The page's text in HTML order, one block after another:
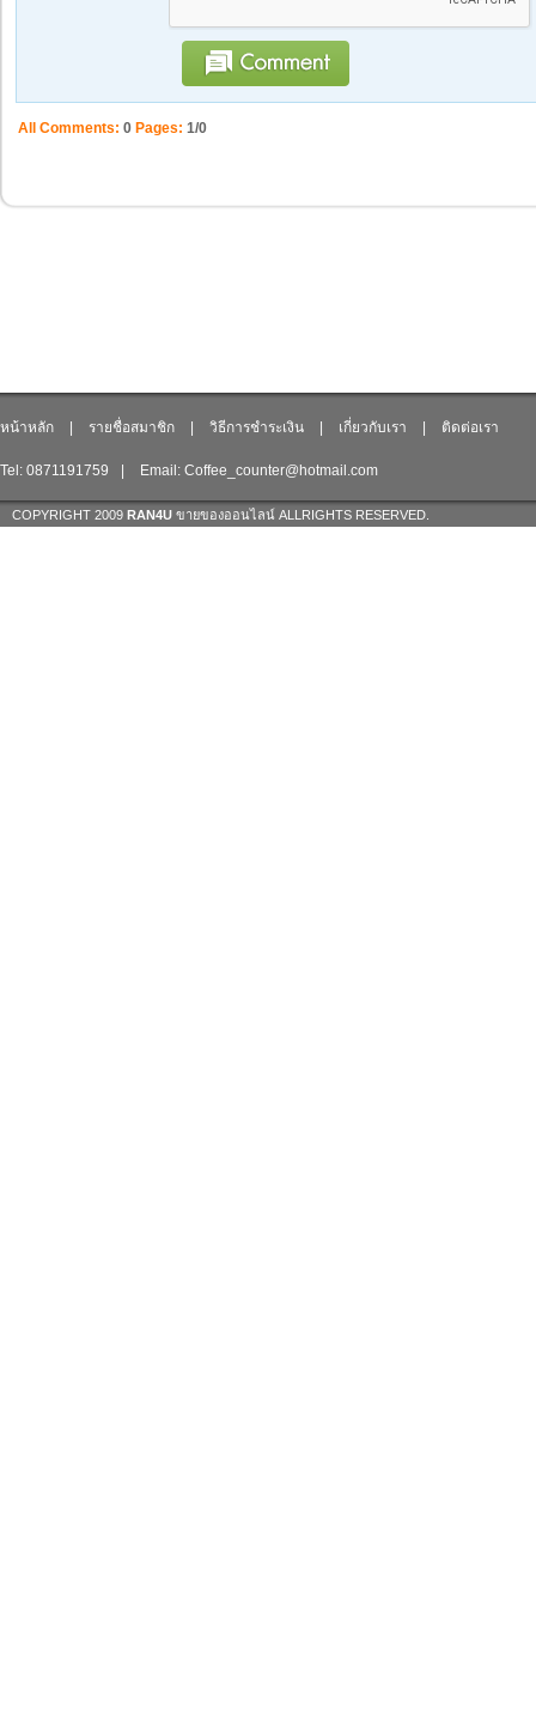
All Comments: 0 Pages: 1/0
หน้าหลัก | รายชื่อสมาชิก | วิธีการชำระเงิน | เกี่ยวกับเรา | ติดต่อเรา
Tel: 0871191759 | Email: Coffee_counter@hotmail.com
COPYRIGHT 2009 RAN4U ขายของออนไลน์ ALLRIGHTS RESERVED.